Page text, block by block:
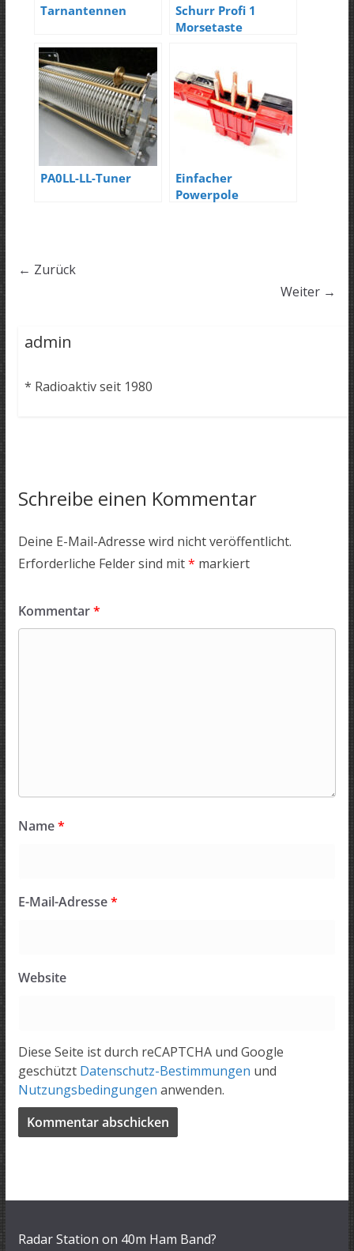
Tarnantennen
Schurr Profi 1
Morsetaste
PA0LL-LL-Tuner
Einfacher
Powerpole
← Zurück
Weiter →
admin
* Radioaktiv seit 1980
Schreibe einen Kommentar
Deine E-Mail-Adresse wird nicht veröffentlicht.
Erforderliche Felder sind mit* markiert
Kommentar*
Name*
E-Mail-Adresse*
Website
Diese Seite ist durch reCAPTCHA und Google
geschützt Datenschutz-Bestimmungen und
Nutzungsbedingungen anwenden.
Radar Station on 40m Ham Band?